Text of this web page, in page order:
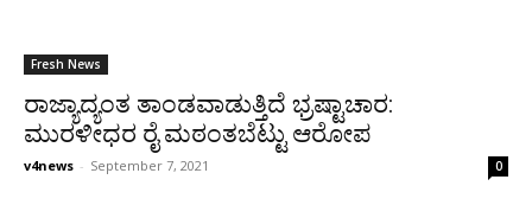
Fresh News
ರಾಜ್ಯಾದ್ಯಂತ ತಾಂಡವಾಡುತ್ತಿದೆ ಭ್ರಷ್ಟಾಚಾರ:
ಮುರಳೀಧರ ರೈ ಮಠಂತಬೆಟ್ಟು ಆರೋಪ
v4news - September 7, 2021 0